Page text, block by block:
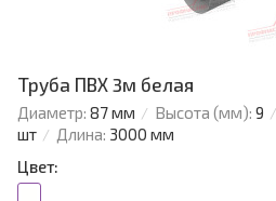
Труба ПВХ 3м белая
Диаметр: 87 мм Высота (мм): 9
шт
Длина: 3000 мм
Цвет: